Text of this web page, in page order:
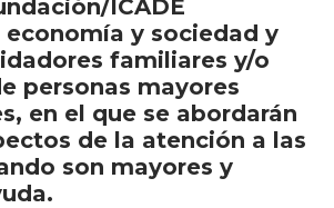
ICADE
economía y sociedad y
familiares y/o
personas mayores
en el que se abordarán
de la atención a las
son mayores y